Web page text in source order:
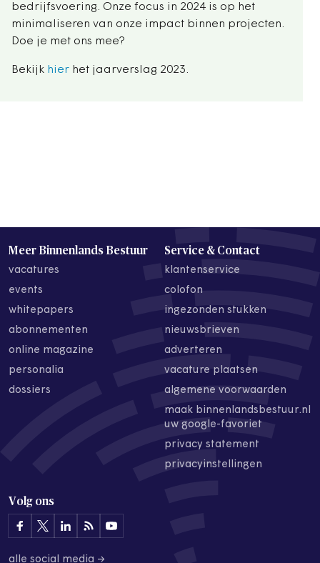
bedrijfsvoering. Onze focus in 2024 is op het
minimaliseren van onze impact binnen projecten.
Doe je met ons mee?
Bekijk hier het jaarverslag 2023.
Meer Binnenlands Bestuur
vacatures
events
whitepapers
abonnementen
online magazine
personalia
dossiers
Service & Contact
klantenservice
colofon
ingezonden stukken
nieuwsbrieven
adverteren
vacature plaatsen
algemene voorwaarden
maak binnenlandsbestuur.nl
uw google-favoriet
privacy statement
privacyinstellingen
Volg ons
alle social media →